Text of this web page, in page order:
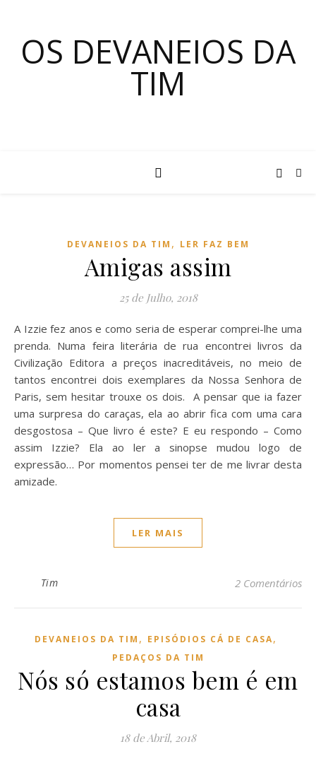
OS DEVANEIOS DA
TIM
DEVANEIOS DA TIM , LER FAZ BEM
Amigas assim
25 de Julho, 2018
A Izzie fez anos e como seria de esperar comprei-lhe uma
prenda. Numa feira literária de rua encontrei livros da
Civilização Editora a preços inacreditáveis, no meio de
tantos encontrei dois exemplares da Nossa Senhora de
Paris, sem hesitar trouxe os dois. A pensar que ia fazer
uma surpresa do caraças, ela ao abrir fica com uma cara
desgostosa – Que livro é este? E eu respondo – Como
assim Izzie? Ela ao ler a sinopse mudou logo de
expressão… Por momentos pensei ter de me livrar desta
amizade.
LER MAIS
Tim 2 Comentários
DEVANEIOS DA TIM , EPISÓDIOS CÁ DE CASA,
PEDAÇOS DA TIM
Nós só estamos bem é em
casa
18 de Abril, 2018